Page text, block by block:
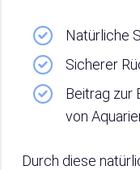
Natürliche
Sicherer
Beitrag zur
von
Durch diese